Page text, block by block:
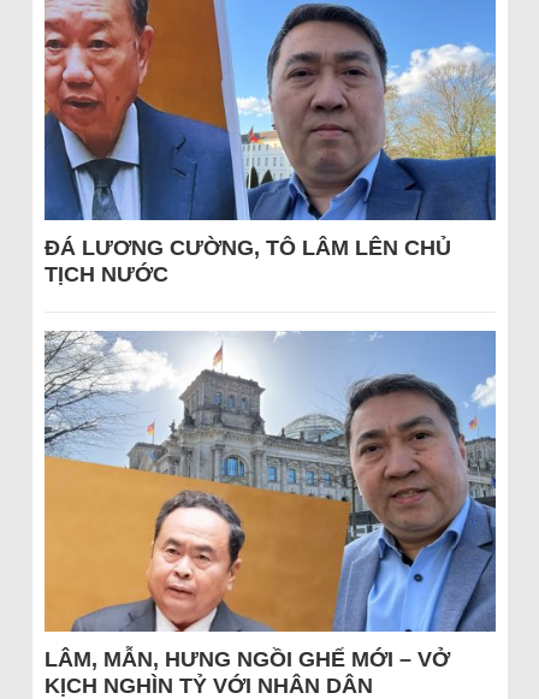
ĐÁ LƯƠNG CƯỜNG, TÔ LÂM LÊN CHỦ
TỊCH NƯỚC
LÂM, MẪN, HƯNG NGỒI GHẾ MỚI – VỞ
KỊCH NGHÌN TỶ VỚI NHÂN DÂN